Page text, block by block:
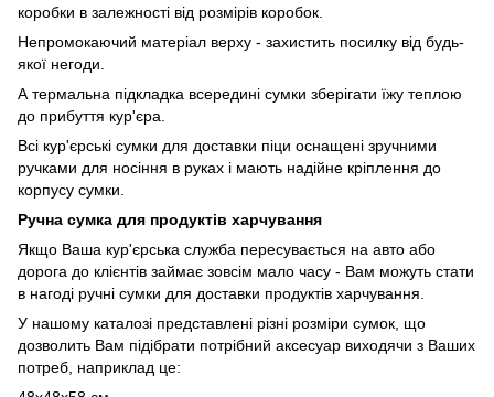
коробки в залежності від розмірів коробок.
Непромокаючий матеріал верху - захистить посилку від будь-
якої негоди.
А термальна підкладка всередині сумки зберігати їжу теплою
до прибуття кур'єра.
Всі кур'єрські сумки для доставки піци оснащені зручними
ручками для носіння в руках і мають надійне кріплення до
корпусу сумки.
Ручна сумка для продуктів харчування
Якщо Ваша кур'єрська служба пересувається на авто або
дорога до клієнтів займає зовсім мало часу - Вам можуть стати
в нагоді ручні сумки для доставки продуктів харчування.
У нашому каталозі представлені різні розміри сумок, що
дозволить Вам підібрати потрібний аксесуар виходячи з Ваших
потреб, наприклад це: